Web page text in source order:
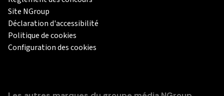
Site NGroup
Déclaration d'accessibilité
Politique de cookies
Configuration des cookies